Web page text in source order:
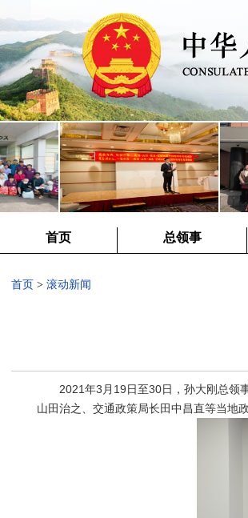
首页 总领事
首页 > 滚动新闻
2021年3月19日至30日，孙大刚总领事
山田治之、交通政策局长田中昌直等当地政